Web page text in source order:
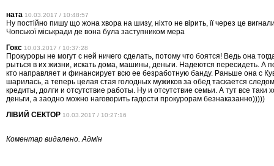
ната 10.03.2017 / 10:48:57
Ну постійно пишу що жона хвора на шизу, ніхто не вірить, її через це
Чопської міськради де вона була заступником мера
Гокс 10.03.2017 / 10:37:28
Прокуроры не могут с ней ничего сделать, потому что боятся! Ведь она
рыться в их жизни, искать дома, машины, деньги. Надеются пересидеть. А
кто направляет и финансирует всю ее безработную банду. Раньше она с
шарилась, а теперь целая стая голодных мужиков за обед таскается
кредиты, долги и отсутствие работы. Ну и отсутствие семьи. А тут все таки
деньги, а заодно можно наговорить гадости прокурорам безнаказанно)))))
ЛІВИЙ СЕКТОР 10.03.2017 / 10:27:16
Коментар видалено. Адмін